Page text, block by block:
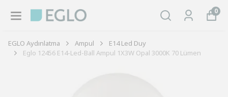
0
EGLO Aydınlatma Ampul
E14 Led Duy
Eglo 12456 E14-Led-Ball Ampul 1X3W Opal 3000K 70 Lümen